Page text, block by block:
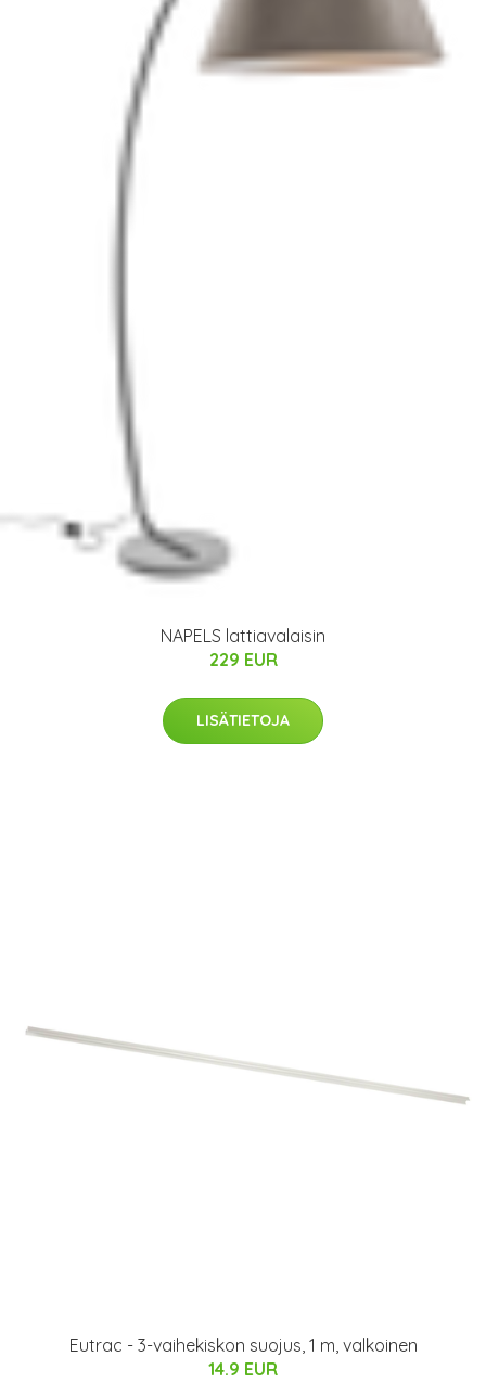
NAPELS lattiavalaisin
229 EUR
LISÄTIETOJA
Eutrac - 3-vaihekiskon suojus, 1 m, valkoinen
14.9 EUR